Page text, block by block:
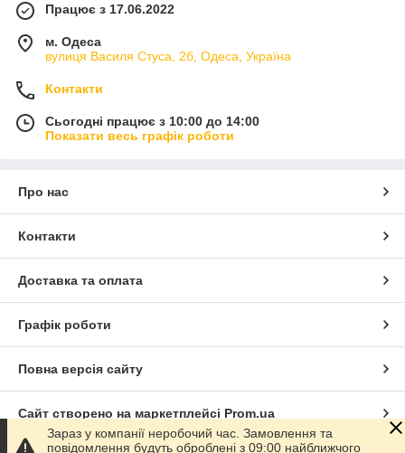
Працює з 17.06.2022
м. Одеса
вулиця Василя Стуса, 2б, Одеса, Україна
Контакти
Сьогодні працює з 10:00 до 14:00
Показати весь графік роботи
Про нас
Контакти
Доставка та оплата
Графік роботи
Повна версія сайту
Сайт створено на маркетплейсі Prom.ua
Зараз у компанії неробочий час. Замовлення та
повідомлення будуть оброблені з 09:00 найближчого